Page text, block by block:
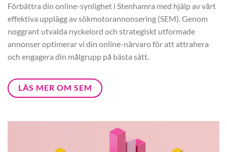
Förbättra din online-synlighet i Stenhamra med hjälp av vårt
effektiva upplägg av sökmotorannonsering (SEM). Genom
noggrant utvalda nyckelord och strategiskt utformade
annonser optimerar vi din online-närvaro för att attrahera
och engagera din målgrupp på bästa sätt.
LÄS MER OM SEM